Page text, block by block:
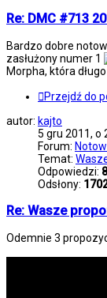
Re: DMC #713
Bardzo dobre
zasłużony numer 1
Morpha, która
Przejdź do
autor: kajto
5 gru 2011, o
Forum:
Temat:
Odpowiedzi:
Odsłony:
Re: Wasze
Odemnie 3